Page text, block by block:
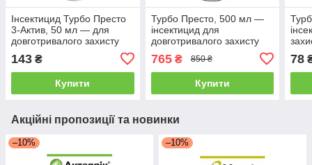
Інсектицид Турбо Престо
3-Актив, 50 мл — для
довготривалого захисту
виноградників і квітів
143 ₴
Купити
Турбо Престо, 500 мл —
інсектицид для
довготривалого захисту
765₴ 850 ₴
Купити
78
Акційні пропозиції та новинки
–10% –10%